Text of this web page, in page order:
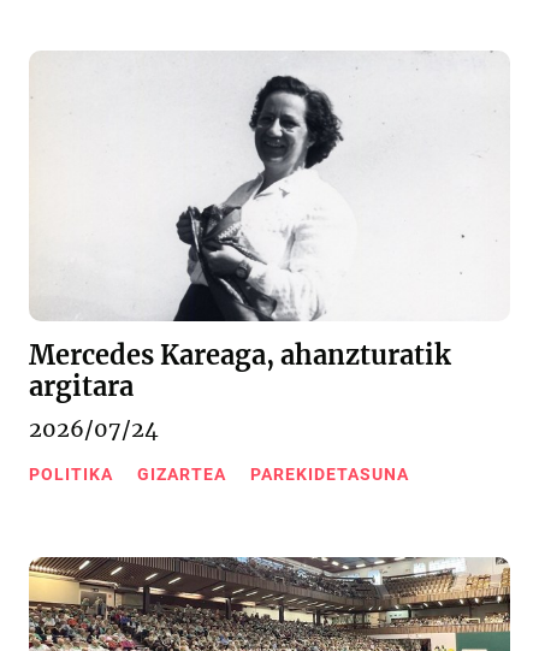
Mercedes Kareaga, ahanzturatik
argitara
2026/07/24
POLITIKA GIZARTEA PAREKIDETASUNA